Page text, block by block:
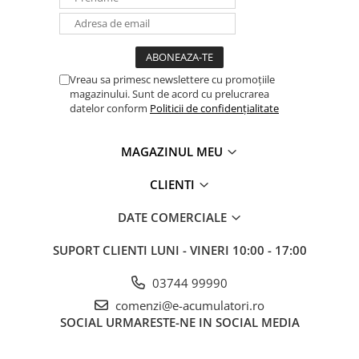
Panouri portabile
Statii energie portabile
Dulapuri pentru cablare
cabluri USB, prelungitoare USB
Cablu de date si Adaptoare
Solutii solare portabile
Arc Electric)
Vreau sa primesc newslettere cu promoțiile
magazinului. Sunt de acord cu prelucrarea
datelor conform Politicii de confidențialitate
MAGAZINUL MEU
CLIENTI
DATE COMERCIALE
SUPORT CLIENTI LUNI - VINERI 10:00 - 17:00
03744 99990
comenzi@e-acumulatori.ro
SOCIAL URMARESTE-NE IN SOCIAL MEDIA